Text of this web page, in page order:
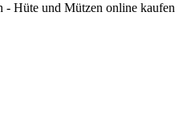
Hüte und Mützen online kaufen